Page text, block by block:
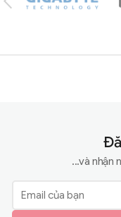
...và nhận